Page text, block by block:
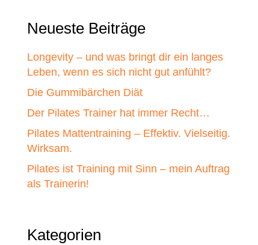
Neueste Beiträge
Longevity – und was bringt dir ein langes
Leben, wenn es sich nicht gut anfühlt?
Die Gummibärchen Diät
Der Pilates Trainer hat immer Recht…
Pilates Mattentraining – Effektiv. Vielseitig.
Wirksam.
Pilates ist Training mit Sinn – mein Auftrag
als Trainerin!
Kategorien